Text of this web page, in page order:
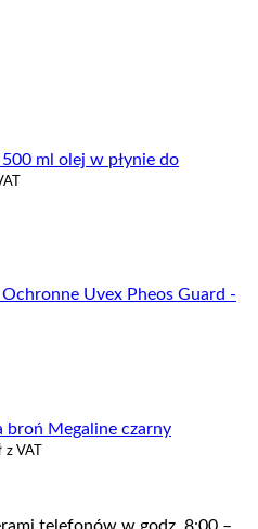
ml olej w płynie do
Uvex Pheos Guard -
broń Megaline czarny
z VAT